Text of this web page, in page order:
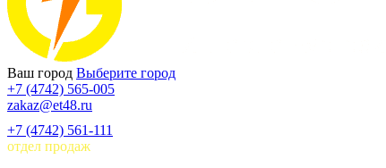
Ваш город Выберите город
+7 (4742) 565-005
zakaz@et48.ru
+7 (4742) 561-111
отдел продаж